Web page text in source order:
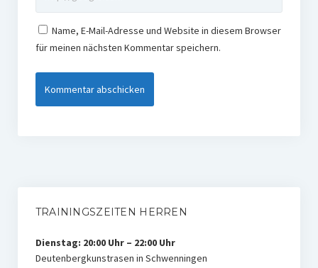
Name, E-Mail-Adresse und Website in diesem Browser
für meinen nächsten Kommentar speichern.
TRAININGSZEITEN HERREN
Dienstag: 20:00 Uhr – 22:00 Uhr
Deutenbergkunstrasen in Schwenningen